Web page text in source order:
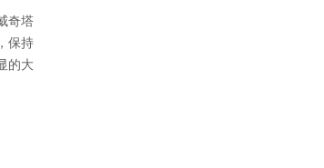
奇塔
保持
的大